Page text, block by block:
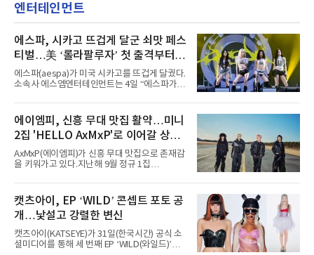
엔터테인먼트
에스파, 시카고 뜨겁게 달군 쇠맛 페스
티벌…美 ‘롤라팔루자’ 첫 출격부터
증명한 존재감
에스파(aespa)가 미국 시카고를 뜨겁게 달궜다.
소속사 에스엠엔터테인먼트는 4일 “에스파가
서 열린 ‘롤라팔루자 시카고’(Lollapalooza
Chicago)의 알리안츠 스테이지에 올랐다”며
“총 14곡으로 구성된 세트리스트를 선사, 데뷔 7
년 차다운 노련한 무대 매너와 파워풀한 에너지
로 현장의 분위기를 압도했다”고 밝혔다.1991
년 시작된 ‘롤라팔루자’는 8개 스테이지, 170여
팀의 아티스트와 40만 명 이상의 관객이 운집하
코르티스 등 K팝 스타들이 출연진 명단에 이름
을 올렸다.이날 에스파는
에이엠피, 신흥 무대 맛집 활약…미니
2집 'HELLO AxMxP'로 이어갈 상승
세
AxMxP(에이엠피)가 신흥 무대 맛집으로 존재감
을 키워가고 있다.지난해 9월 정규 1집
AxMxP는 데뷔 전부터 버스킹과 각종 페스티벌,
공연 무대에 오르며 실전 경험을 쌓아왔다.이들
은 소속사 패밀리 콘서트를 비롯해 '뷰티풀 민트
라이프 2025', '2025 부산국제록페스티벌' 등 대
형 무대에 잇달아 출연해 당찬 에너지와 풋풋한
매력으로 음악팬들의 눈도장을 찍었다.이후
AxMxP는 '카운트다운 판타지 2025-2026',
캣츠아이, EP ‘WILD’ 콘셉트 포토 공
개…낯설고 강렬한 변신
캣츠아이(KATSEYE)가 31일(한국시간) 공식 소
셜미디어를 통해 세 번째 EP ‘WILD(와일드)’의